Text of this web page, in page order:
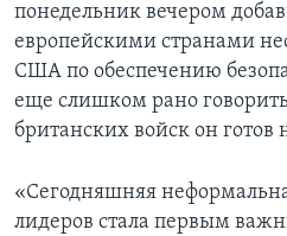
понедельник вечером
европейскими странами
США по обеспечению
еще слишком рано
британских войск он готов
«Сегодняшняя
лидеров стала первым